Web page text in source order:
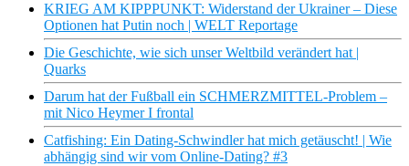
KRIEG AM KIPPPUNKT: Widerstand der Ukrainer – Diese
Optionen hat Putin noch | WELT Reportage
Die Geschichte, wie sich unser Weltbild verändert hat |
Quarks
Darum hat der Fußball ein SCHMERZMITTEL-Problem –
mit Nico Heymer I frontal
Catfishing: Ein Dating-Schwindler hat mich getäuscht! | Wie
abhängig sind wir vom Online-Dating? #3